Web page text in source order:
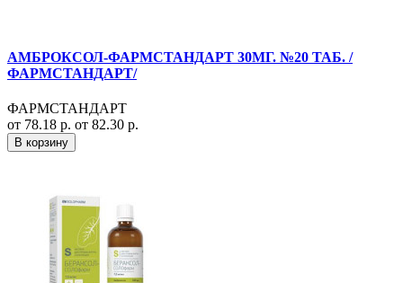
АМБРОКСОЛ-ФАРМСТАНДАРТ 30МГ. №20 ТАБ. /
ФАРМСТАНДАРТ/
ФАРМСТАНДАРТ
от 78.18 р. от 82.30 р.
В корзину